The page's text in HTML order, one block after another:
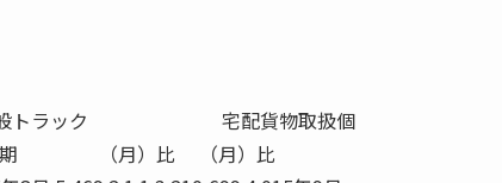
年9月 92,082 8.8 96,701 5.3 71,043 2.7 106,275 1.715年10月 104,385 △2.2 106,676 △9.0 76,805 5.2 115,610 △ 2.415年11月 100,974 4.4 108,664 △1.0 72,252 5.2 113,355 0.515年12月 100,504 18.0 103,715 5.0 ■ 94,578 6.4 ■ 106,364 7.716年1月 ● 84,257 19.9 ● 86,848 6.8 ● 58,737 6.7 ● 91,138 1.8資料出所 新東京国際空港（東京税関調べ） 航空輸送統計速報 関西国際空港（大阪税関調べ） 最新値は邦社主要５社の輸送トン数の合計 注）●印は速報値を、■印は修正値を示す 航空貨物量（輸出・輸入）は継越貨物（税関に仮上陸届けを提出した通過貨物）を含まない 航空（国際線）は、邦社の輸送量を集計したもので、三国間の貨物輸送量を含む ― ― ― ― ― ― ― ― ― ― ― ― MAY 2004 ８６入庫高及び保管残高 ２００４年２月 （単位：千トン、百万円） 区分 入庫高 前月比 前年同 保管残高 前月比 前年同 回転率 倉庫類別 （％） 月比（％） （％） 月比（％） （％） １〜３類倉庫 数量 2,156.5 102.5 100.9 4,606.0 100.4 95.3 46.7金額 646,252.2 102.2 108.2 1,319,414.0 99.9 98.0 − 野積倉庫 数量 37.0 115.2 84.6 69.8 97.6 101.7 53.6金額 6,594.2 113.7 89.5 10,477.1 92.2 104.1 − 貯蔵槽倉庫 数量 56.7 98.5 86.1 125.8 97.8 84.3 45.7金額 2,601.6 100.9 87.8 3,837.4 92.1 76.0 − 危険品倉庫 数量 10.0 120.5 101.7 14.7 105.4 88.7 67.2金額 8,684.6 99.1 210.7 11,824.5 102.1 160.0 − 普通倉庫計 数量 2,260.2 102.6 100.1 4,816.3 100.3 95.1 46.9金額 664,132.6 102.2 108.6 1,345,552.9 99.9 98.3 − 品目別明細表２ ２００４年２月 項 目 入 庫 高 保 管 残 高数 量前月比 前年同 金 額 数 量 前月比 前年同 金 額品 目 千トン ％ 月比％ 百万円 千トン ％ 月比％ 百万円1